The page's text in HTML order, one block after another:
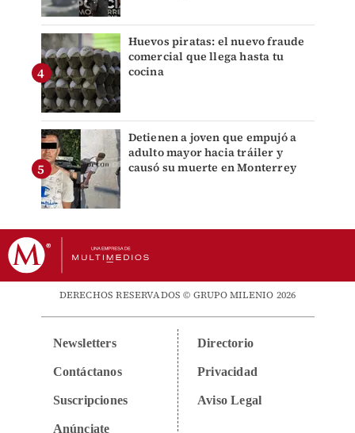
Huevos piratas: el nuevo fraude
comercial que llega hasta tu
cocina
Detienen a joven que empujó a
adulto mayor hacia tráiler y
causó su muerte en Monterrey
DERECHOS RESERVADOS © GRUPO MILENIO 2026
Newsletters
Contáctanos
Suscripciones
Anúnciate
Directorio
Privacidad
Aviso Legal